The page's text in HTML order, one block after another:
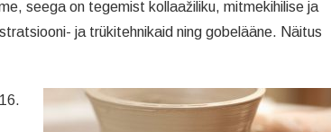
seega on tegemist kollaažiliku, mitmekihilise ja
ja trükitehnikaid ning gobelääne. Näitus